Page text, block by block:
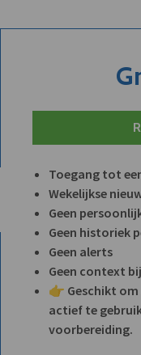
Toegang tot
Wekelijkse
Geen
Geen historiek
Geen alerts
Geen context
👉 Geschikt om
actief te
voorbereiding.